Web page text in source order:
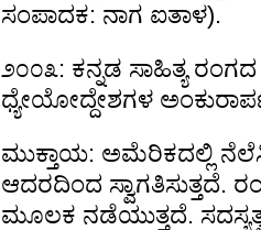
ಸಂಪಾದಕ: ನಾಗ ಐತಾಳ).
೨೦೦೩: ಕನ್ನಡ ಸಾಹಿತ್ಯ
ಧ್ಯೇಯೋದ್ದೇಶಗಳ
ಮುಕ್ತಾಯ: ಅಮೆರಿಕದಲ್ಲಿ
ಆದರದಿಂದ ಸ್ವಾಗತಿಸುತ್ತದೆ.
ಮೂಲಕ ನಡೆಯುತ್ತದೆ.